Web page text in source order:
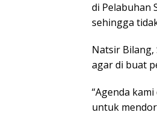
di Pelabuhan
sehingga
Natsir Bilang,
agar di buat
“Agenda
untuk